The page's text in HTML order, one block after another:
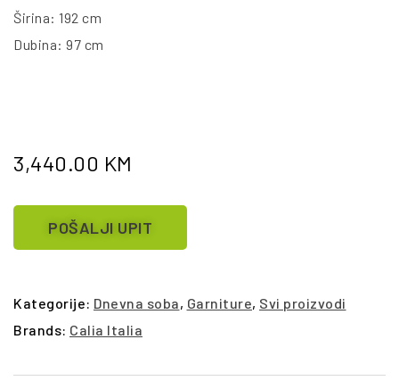
Širina: 192 cm
Dubina: 97 cm
3,440.00 KM
POŠALJI UPIT
Kategorije: Dnevna soba, Garniture, Svi proizvodi
Brands: Calia Italia